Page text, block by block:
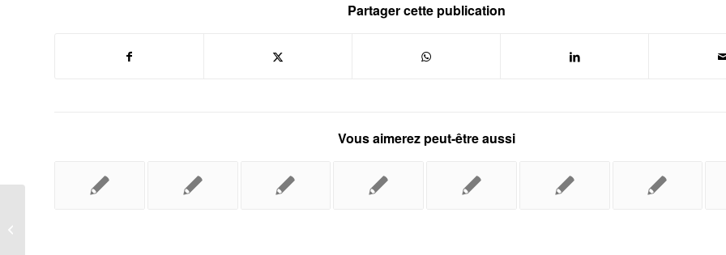
Partager cette publication
Vous aimerez peut-être aussi